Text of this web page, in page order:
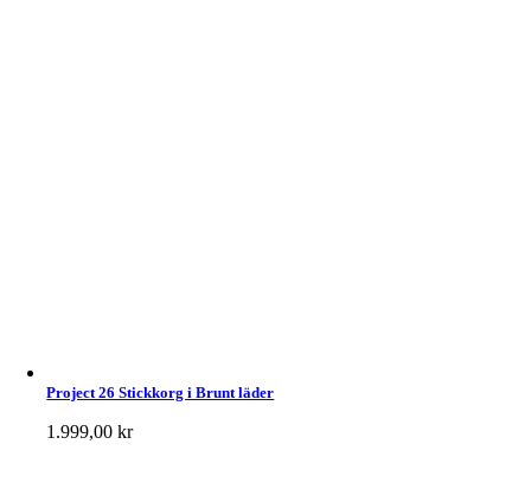
Project 26 Stickkorg i Brunt läder
1.999,00kr